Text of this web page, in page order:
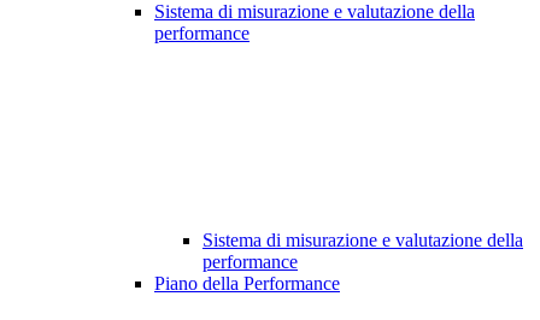
Sistema di misurazione e valutazione della
performance
Sistema di misurazione e valutazione della
performance
Piano della Performance